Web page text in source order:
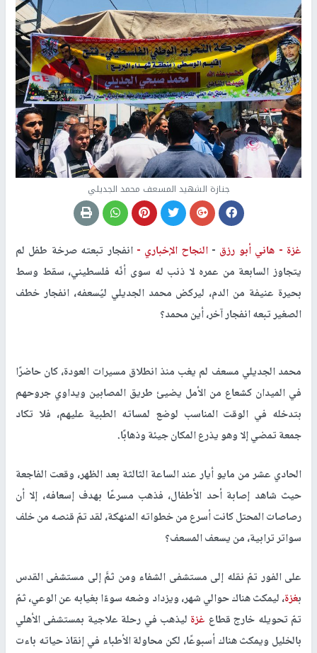
جنازة الشهيد المسعف محمد الجديلي
غزة - هاني أبو رزق -النجاح الإخباري -انفجار تبعته صرخة طفل لم
يتجاوز السابعة من عمره لا ذنب له سوى أنّه فلسطيني، سقط وسط
بحيرة عنيفة من الدم، ليركض محمد الجديلي ليُسعفه، انفجار خطف
الصغير تبعه انفجار آخر، أين محمد؟
محمد الجديلي مسعف لم يغب منذ انطلاق مسيرات العودة، كان حاضرًا
في الميدان كشعاع من الأمل يضيئ طريق المصابين ويداوي جروحهم
بتدخله في الوقت المناسب لوضع لمساته الطبية عليهم، فلا تكاد
جمعة تمضي إلا وهو يذرع المكان جيئة وذهابًا.
الحادي عشر من مايو أيار عند الساعة الثالثة بعد الظهر، وقعت الفاجعة
حيث شاهد إصابة أحد الأطفال، فذهب مسرعًا بهدف إسعافه، إلا أن
رصاصات المحتل كانت أسرع من خطواته المنهكة، لقد تمّ قنصه من خلف
سواتر ترابية، من يسعف المسعف؟
على الفور تمّ نقله إلى مستشفى الشفاء ومن ثمَّ إلى مستشفى القدس
بغزة، ليمكث هناك حوالي شهر، ويزداد وضعه سوءًا بغيابه عن الوعي، ثمّ
تمّ تحويله خارج قطاع غزة ليذهب في رحلة علاجية بمستشفى الأهلي
بالخليل ويمكث هناك أسبوعًا، لكن محاولة الأطباء في إنقاذ حياته باءت